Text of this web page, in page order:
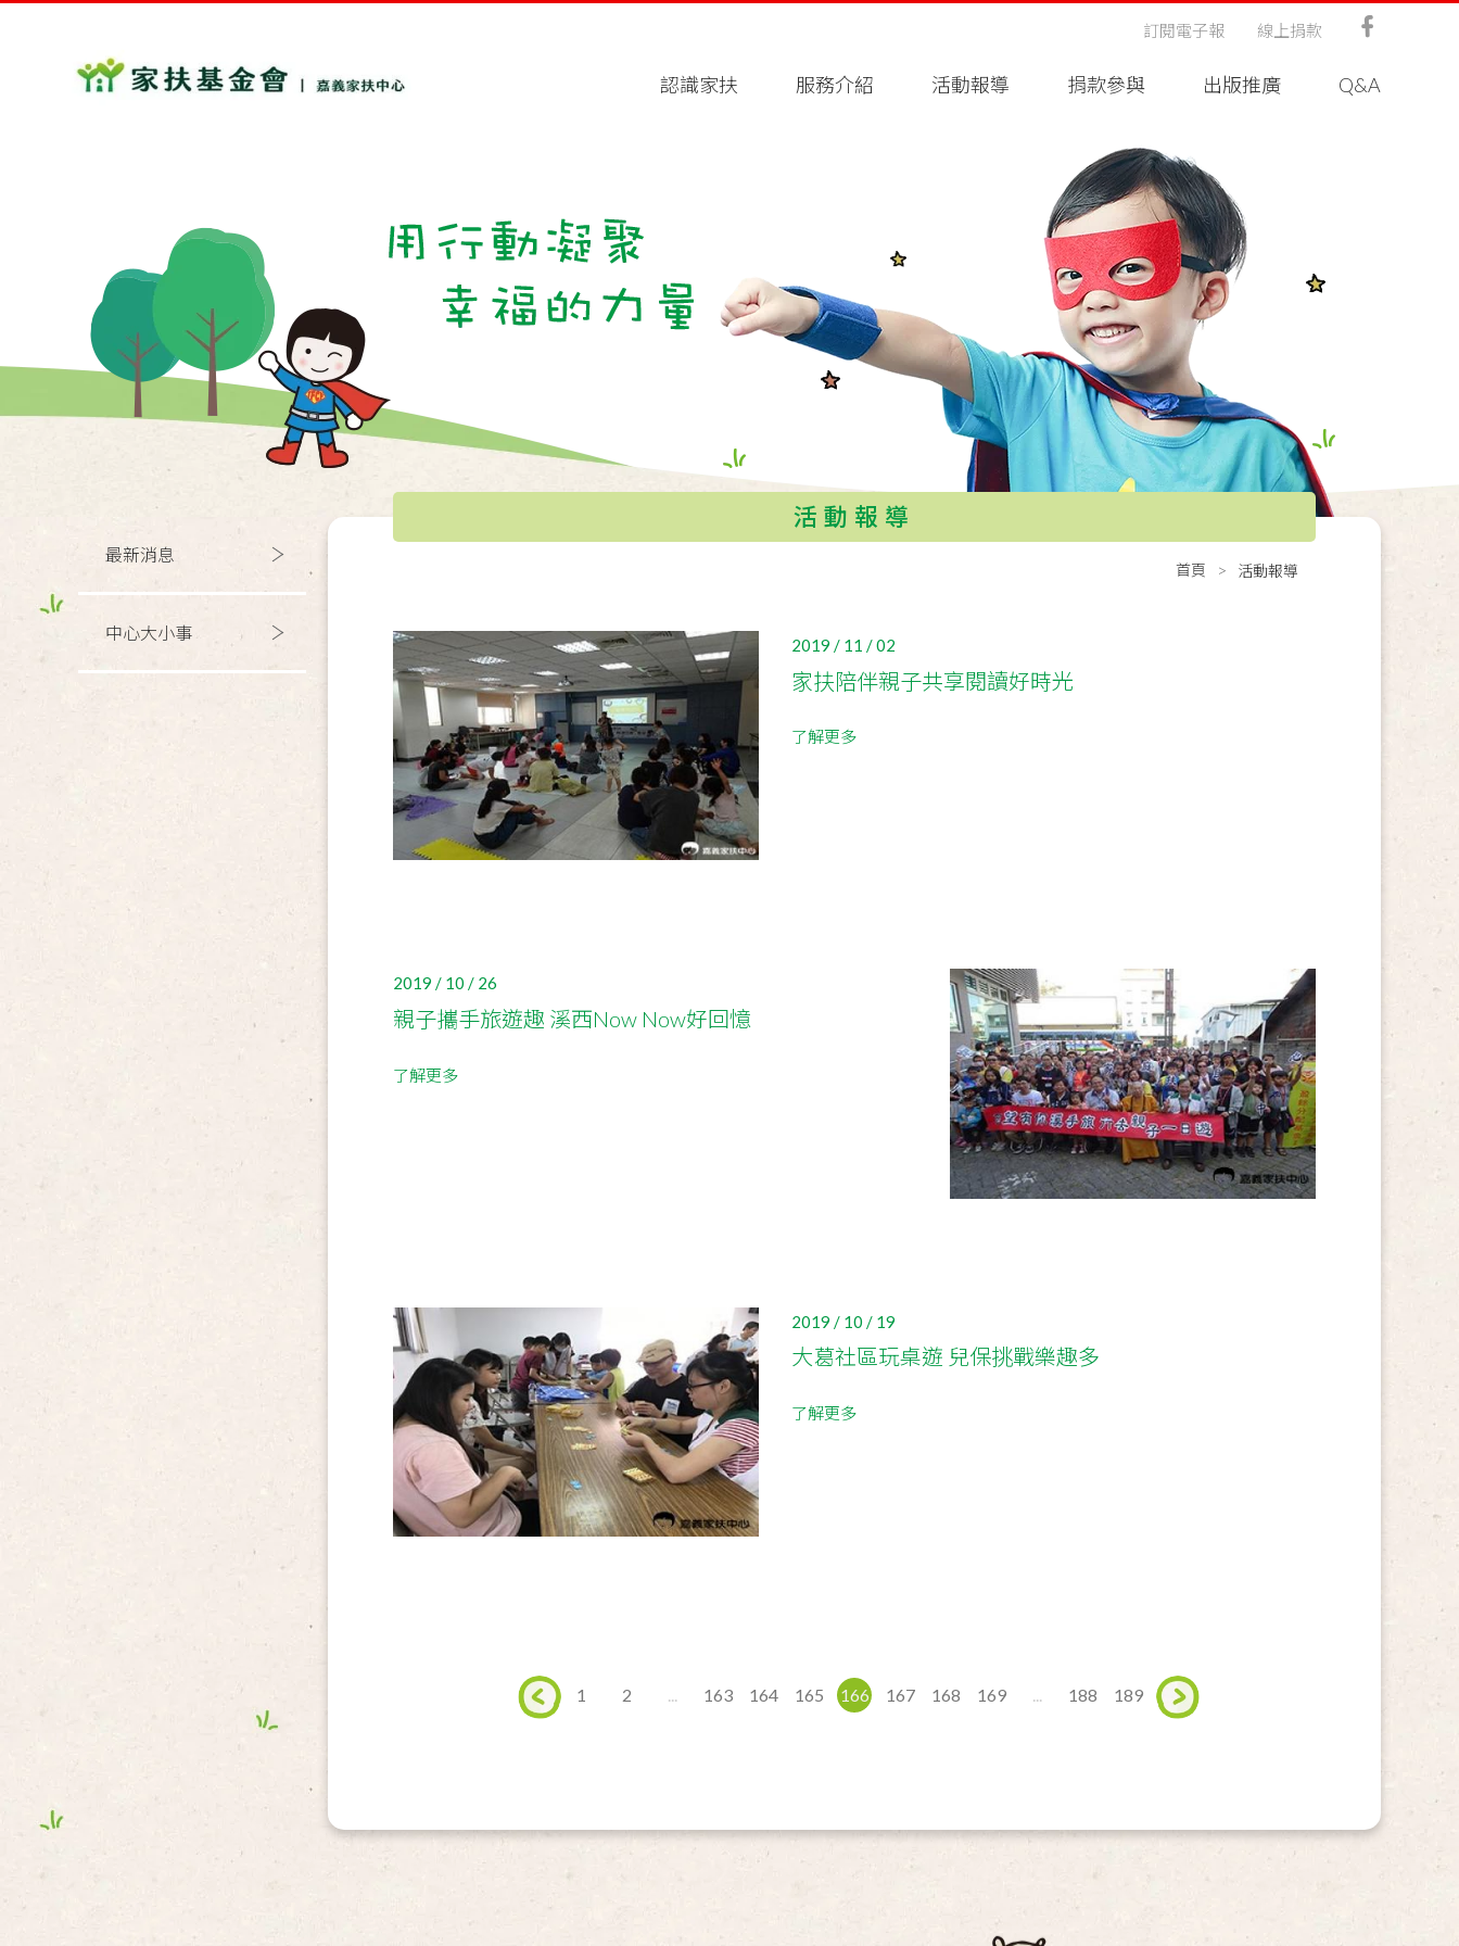
認識家扶 服務介紹 活動報導 捐款參與 出版推廣 Q&A
訂閱電子報 線上捐款
最新消息
中心大小事
活動報導
首頁 活動報導
2019 / 11 / 02
家扶陪伴親子共享閱讀好時光
了解更多
2019 / 10 / 26
親子攜手旅遊趣 溪西Now Now好回憶
了解更多
2019 / 10 / 19
大葛社區玩桌遊 兒保挑戰樂趣多
了解更多
1 2 ... 163 164 165 166 167 168 169 ... 188 189